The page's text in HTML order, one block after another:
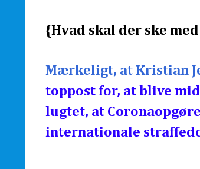
{Hvad skal der ske
Mærkeligt, at Kristian
toppost for, at blive
lugtet, at
internationale